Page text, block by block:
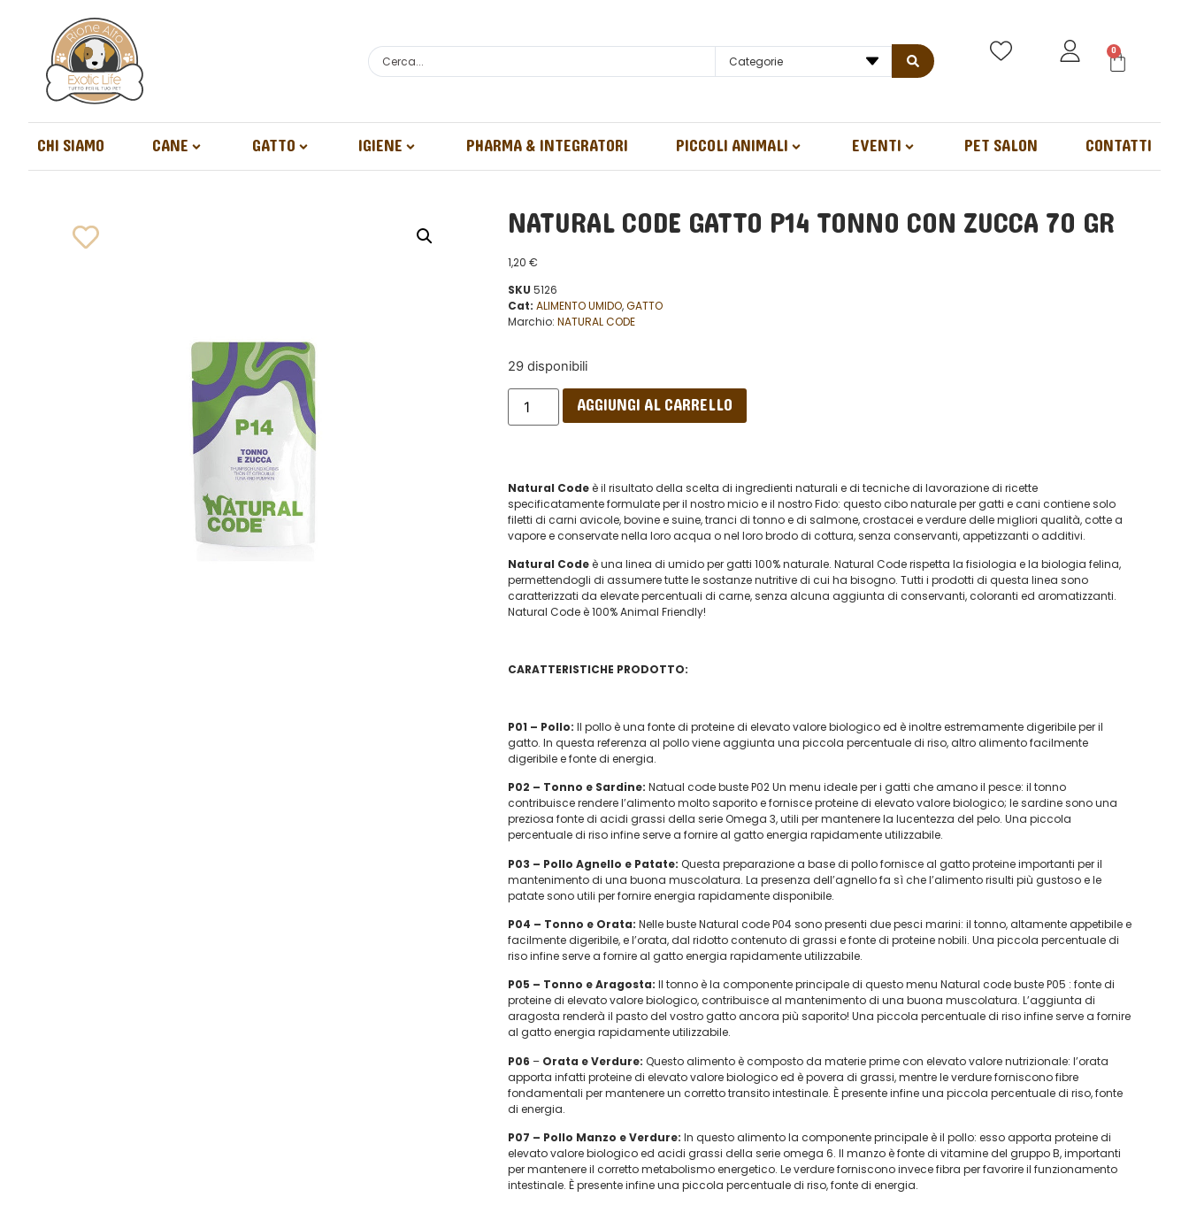
Categorie
0
CHI SIAMO CANE GATTO IGIENE PHARMA & INTEGRATORI PICCOLI ANIMALI EVENTI PET SALON CONTATTI
NATURAL CODE GATTO P14 TONNO CON ZUCCA 70 GR
1,20 €
SKU 5126
Cat: ALIMENTO UMIDO,GATTO
Marchio: NATURAL CODE
29 disponibili
AGGIUNGI AL CARRELLO
Natural Codeè il risultato della scelta di ingredienti naturali e di tecniche di lavorazione di ricette
specificatamente formulate per il nostro micio e il nostro Fido: questo cibo naturale per gatti e cani contiene solo
filetti di carni avicole, bovine e suine, tranci di tonno e di salmone, crostacei e verdure delle migliori qualità, cotte a
vapore e conservate nella loro acqua o nel loro brodo di cottura, senza conservanti, appetizzanti o additivi.
Natural Codeè una linea di umido per gatti 100% naturale. Natural Code rispetta la fisiologia e la biologia felina,
permettendogli di assumere tutte le sostanze nutritive di cui ha bisogno. Tutti i prodotti di questa linea sono
caratterizzati da elevate percentuali di carne, senza alcuna aggiunta di conservanti, coloranti ed aromatizzanti.
Natural Code è 100% Animal Friendly!
CARATTERISTICHE PRODOTTO:
P01 – Pollo: Il pollo è una fonte di proteine di elevato valore biologico ed è inoltre estremamente digeribile per il
gatto. In questa referenza al pollo viene aggiunta una piccola percentuale di riso, altro alimento facilmente
digeribile e fonte di energia.
P02 – Tonno e Sardine: Natual code buste P02 Un menu ideale per i gatti che amano il pesce: il tonno
contribuisce rendere l’alimento molto saporito e fornisce proteine di elevato valore biologico; le sardine sono una
preziosa fonte di acidi grassi della serie Omega 3, utili per mantenere la lucentezza del pelo. Una piccola
percentuale di riso infine serve a fornire al gatto energia rapidamente utilizzabile.
P03 – Pollo Agnello e Patate: Questa preparazione a base di pollo fornisce al gatto proteine importanti per il
mantenimento di una buona muscolatura. La presenza dell’agnello fa sì che l’alimento risulti più gustoso e le
patate sono utili per fornire energia rapidamente disponibile.
P04 – Tonno e Orata: Nelle buste Natural code P04 sono presenti due pesci marini: il tonno, altamente appetibile e
facilmente digeribile, e l’orata, dal ridotto contenuto di grassi e fonte di proteine nobili. Una piccola percentuale di
riso infine serve a fornire al gatto energia rapidamente utilizzabile.
P05 – Tonno e Aragosta: Il tonno è la componente principale di questo menu Natural code buste P05 : fonte di
proteine di elevato valore biologico, contribuisce al mantenimento di una buona muscolatura. L’aggiunta di
aragosta renderà il pasto del vostro gatto ancora più saporito! Una piccola percentuale di riso infine serve a fornire
al gatto energia rapidamente utilizzabile.
P06 – Orata e Verdure: Questo alimento è composto da materie prime con elevato valore nutrizionale: l’orata
apporta infatti proteine di elevato valore biologico ed è povera di grassi, mentre le verdure forniscono fibre
fondamentali per mantenere un corretto transito intestinale. È presente infine una piccola percentuale di riso, fonte
di energia.
P07 – Pollo Manzo e Verdure: In questo alimento la componente principale è il pollo: esso apporta proteine di
elevato valore biologico ed acidi grassi della serie omega 6. Il manzo è fonte di vitamine del gruppo B, importanti
per mantenere il corretto metabolismo energetico. Le verdure forniscono invece fibra per favorire il funzionamento
intestinale. È presente infine una piccola percentuale di riso, fonte di energia.